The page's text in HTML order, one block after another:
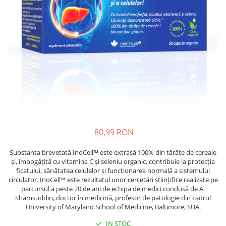
Piele, păr & unghii
Tranzit intestinal
Colesterol & tensiune
Îngrijirea Tenului
Creme de față
Seruri
Creme cu SPF
Geluri de curățare
Îngrijirea Corpului
Creme de corp
Loțiuni
Unturi de corp
Uleiuri de corp
Colagen
Creatina
Crom
Ginkgo biloba
Ginseng
Glucozamina
Glutation
Zinc Bisglicinat
80,99 RON
Substanta brevetată InoCell™ este extrasă 100% din tărâțe de cereale
și, îmbogățită cu vitamina C și seleniu organic, contribuie la protecția
ficatului, sănătatea celulelor și funcționarea normală a sistemului
circulator. InoCell™ este rezultatul unor cercetări științifice realizate pe
parcursul a peste 20 de ani de echipa de medici condusă de A.
Shamsuddin, doctor în medicină, profesor de patologie din cadrul
University of Maryland School of Medicine, Baltimore, SUA.
IN STOC